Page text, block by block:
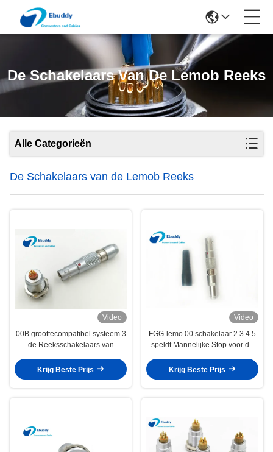
De Schakelaars Van De Lemob Reeks
Alle Categorieën
De Schakelaars van de Lemob Reeks
Video
00B groottecompatibel systeem 3
de Reeksschakelaars van
FGG.00.303/EGG.00.303
Krijg Beste Prijs
Video
FGG-lemo 00 schakelaar 2 3 4 5
speldt Mannelijke Stop voor de
Krijg Beste Prijs